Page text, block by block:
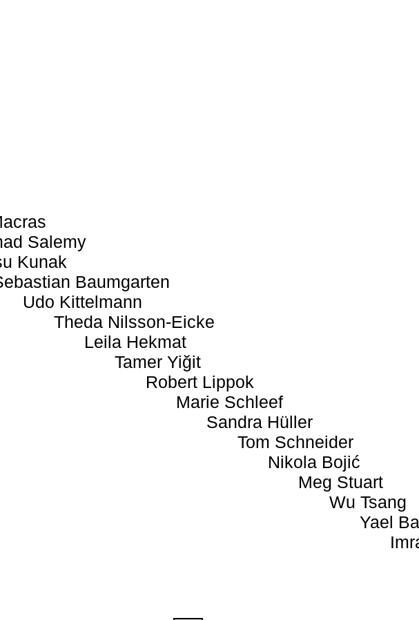
Salemy
Kunak
Baumgarten
Udo Kittelmann
Theda Nilsson-Eicke
Leila Hekmat
Tamer Yiğit
Robert Lippok
Marie Schleef
Sandra Hüller
Tom Schneider
Nikola Bojić
Meg Stuart
Wu Tsang
Yael